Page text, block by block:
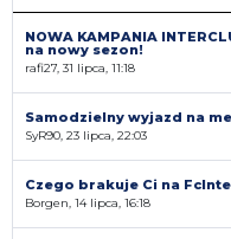
NOWA KAMPANIA
na nowy sezon!
rafi27, 31 lipca, 11:18
Samodzielny wyjazd na
SyR90, 23 lipca, 22:03
Czego brakuje Ci na
Borgen, 14 lipca, 16:18